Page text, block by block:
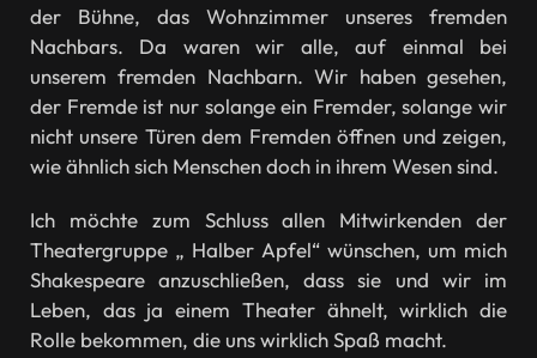
der Bühne, das Wohnzimmer unseres fremden
Nachbars. Da waren wir alle, auf einmal bei
unserem fremden Nachbarn. Wir haben gesehen,
der Fremde ist nur solange ein Fremder, solange wir
nicht unsere Türen dem Fremden öffnen und zeigen,
wie ähnlich sich Menschen doch in ihrem Wesen sind.
Ich möchte zum Schluss allen Mitwirkenden der
Theatergruppe „ Halber Apfel“ wünschen, um mich
Shakespeare anzuschließen, dass sie und wir im
Leben, das ja einem Theater ähnelt, wirklich die
Rolle bekommen, die uns wirklich Spaß macht.